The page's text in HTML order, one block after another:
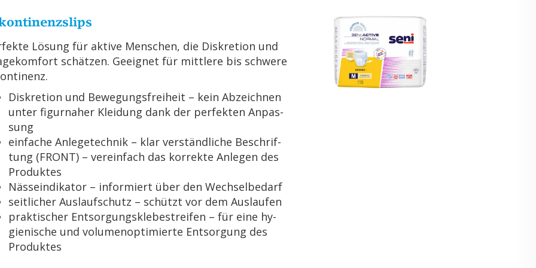
Lö­sung für ak­ti­ve Men­schen, die Dis­kre­ti­on und
schät­zen. Ge­eig­net für mitt­le­re bis schwe­re
Dis­kre­ti­on und Be­we­gungs­frei­heit – kein Ab­zeich­nen
unter fi­gur­na­her Klei­dung dank der per­fek­ten An­pas­
sung
ein­fa­che An­le­ge­tech­nik – klar ver­ständ­li­che Be­schrif­
tung (FRONT) – ver­ein­fach das kor­rek­te An­le­gen des
Pro­duk­tes
Näs­se­indi­ka­tor – in­for­miert über den Wech­sel­be­darf
seit­li­cher Aus­lauf­schutz – schützt vor dem Aus­lau­fen
prak­ti­scher Ent­sor­gungs­kle­be­strei­fen – für eine hy­
gie­ni­sche und vo­lu­men­op­ti­mier­te Ent­sor­gung des
Pro­duk­tes